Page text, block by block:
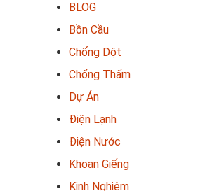
BLOG
Bồn Cầu
Chống Dột
Chống Thấm
Dự Án
Điện Lạnh
Điện Nước
Khoan Giếng
Kinh Nghiệm